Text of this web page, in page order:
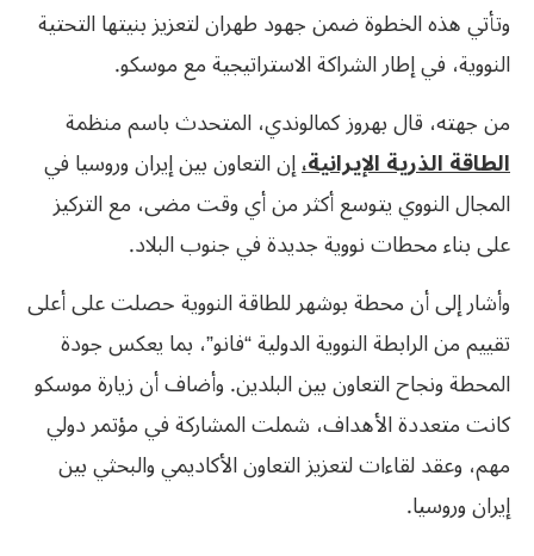
وتأتي هذه الخطوة ضمن جهود طهران لتعزيز بنيتها التحتية
النووية، في إطار الشراكة الاستراتيجية مع موسكو.
من جهته، قال بهروز كمالوندي، المتحدث باسم منظمة
الطاقة الذرية الإيرانية،إن التعاون بين إيران وروسيا في
المجال النووي يتوسع أكثر من أي وقت مضى، مع التركيز
على بناء محطات نووية جديدة في جنوب البلاد.
وأشار إلى أن محطة بوشهر للطاقة النووية حصلت على أعلى
تقييم من الرابطة النووية الدولية “فانو”، بما يعكس جودة
المحطة ونجاح التعاون بين البلدين. وأضاف أن زيارة موسكو
كانت متعددة الأهداف، شملت المشاركة في مؤتمر دولي
مهم، وعقد لقاءات لتعزيز التعاون الأكاديمي والبحثي بين
إيران وروسيا.